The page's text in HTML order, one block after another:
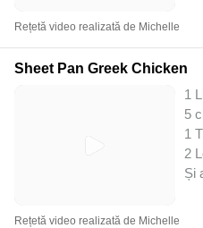
Rețetă video realizată de Michelle
Sheet Pan Greek Chicken
1
5
1
2
Și
Rețetă video realizată de Michelle